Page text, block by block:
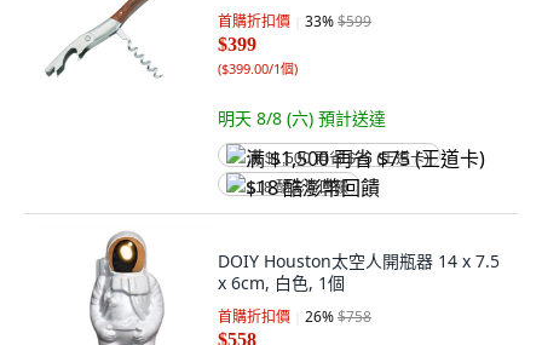
首購折扣價 33%$599
$399
($399.00/1個)
明天 8/8 (六) 預計送達
满 $1,500 再省 $75 (王道卡)
$18 酷澎幣回饋
DOIY Houston太空人開瓶器 14 x 7.5
x 6cm, 白色, 1個
首購折扣價 26%$758
$558